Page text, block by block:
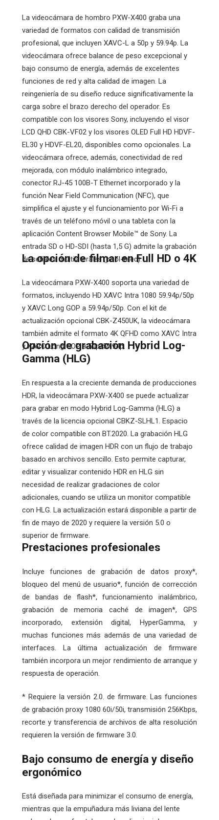
La videocámara de hombro PXW-X400 graba una
variedad de formatos con calidad de transmisión
profesional, que incluyen XAVC-L a 50p y 59.94p. La
videocámara ofrece balance de peso excepcional y
bajo consumo de energía, además de excelentes
funciones de red y alta calidad de imagen. La
reingeniería de su diseño reduce significativamente la
carga sobre el brazo derecho del operador. Es
compatible con los visores Sony, incluyendo el visor
LCD QHD CBK-VF02 y los visores OLED Full HD HDVF-
EL30 y HDVF-EL20, disponibles como opcionales. La
videocámara ofrece, además, conectividad de red
mejorada, con módulo inalámbrico integrado,
conector RJ-45 100B-T Ethernet incorporado y la
función Near Field Communication (NFC), que
simplifica el ajuste y el funcionamiento por Wi-Fi a
través de un teléfono móvil o una tableta con la
aplicación Content Browser Mobile™ de Sony. La
entrada SD o HD-SDI (hasta 1,5 G) admite la grabación
de señales multilaterales (pool-feed).
La opción de filmar en Full HD o 4K
La videocámara PXW-X400 soporta una variedad de
formatos, incluyendo HD XAVC Intra 1080 59.94p/50p
y XAVC Long GOP a 59.94p/50p. Con el kit de
actualización opcional CBK-Z450UK, la videocámara
también admite el formato 4K QFHD como XAVC Intra
y XAVC Long GOP a 50p/59.94p.
Opción de grabación Hybrid Log-
Gamma (HLG)
En respuesta a la creciente demanda de producciones
HDR, la videocámara PXW-X400 se puede actualizar
para grabar en modo Hybrid Log-Gamma (HLG) a
través de la licencia opcional CBKZ-SLHL1. Espacio
de color compatible con BT.2020. La grabación HLG
ofrece calidad de imagen HDR con un flujo de trabajo
basado en archivos sencillo. Esto permite capturar,
editar y visualizar contenido HDR en HLG sin
necesidad de realizar gradaciones de color
adicionales, cuando se utiliza un monitor compatible
con HLG. La actualización estará disponible a partir de
fin de mayo de 2020 y requiere la versión 5.0 o
superior de firmware.
Prestaciones profesionales
Incluye funciones de grabación de datos proxy*,
bloqueo del menú de usuario*, función de corrección
de bandas de flash*, funcionamiento inalámbrico,
grabación de memoria caché de imagen*, GPS
incorporado, extensión digital, HyperGamma, y
muchas funciones más además de una variedad de
interfaces. La última actualización de firmware
también incorpora un mejor rendimiento de arranque y
respuesta de operación.
* Requiere la versión 2.0. de firmware. Las funciones
de grabación proxy 1080 60i/50i, transmisión 256Kbps,
recorte y transferencia de archivos de alta resolución
requieren la versión de firmware 3.0.
Bajo consumo de energía y diseño
ergonómico
Está diseñada para minimizar el consumo de energía,
mientras que la empuñadura más liviana del lente